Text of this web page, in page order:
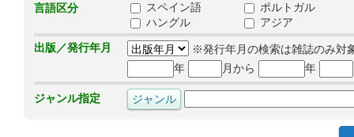
言語区分
スペイン語
ポルトガル
ハングル
アジア
出版／発行年月
※発行年月の検索は雑誌のみ対
年
月から 年
ジャンル指定